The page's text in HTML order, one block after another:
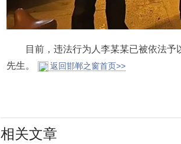
目前，违法行为人李某某已被依法予
先生。
返回邯郸之窗首页>>
相关文章